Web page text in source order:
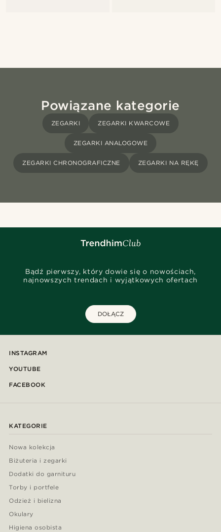
Powiązane kategorie
ZEGARKI ZEGARKI KWARCOWE
ZEGARKI ANALOGOWE
ZEGARKI CHRONOGRAFICZNE ZEGARKI NA RĘKĘ
Bądź pierwszy, który dowie się o nowościach,
najnowszych trendach i wyjątkowych ofertach
DOŁĄCZ
INSTAGRAM
YOUTUBE
FACEBOOK
KATEGORIE
Nowa kolekcja
Biżuteria i zegarki
Dodatki do garnituru
Torby i portfele
Odzież i bielizna
Okulary
Higiena osobista